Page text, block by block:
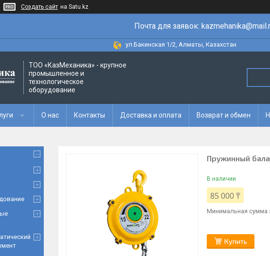
Создать сайт на Satu.kz
Почта для заявок:
ул.Бакинская 1/2, Алматы, Казахстан
ТОО «‎КазМеханика» - крупное
промышленное и
технологическое
оборудование
О нас Контакты Доставка и оплата Возврат и обмен
Пружинный
В наличии
85 000 ₸
Минимальная сумма
Купить